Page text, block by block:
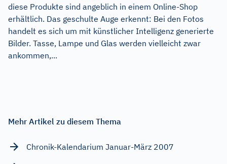
diese Produkte sind angeblich in einem Online-Shop
erhältlich. Das geschulte Auge erkennt: Bei den Fotos
handelt es sich um mit künstlicher Intelligenz generierte
Bilder. Tasse, Lampe und Glas werden vielleicht zwar
ankommen,...
Mehr Artikel zu diesem Thema
Chronik-Kalendarium Januar-März 2007